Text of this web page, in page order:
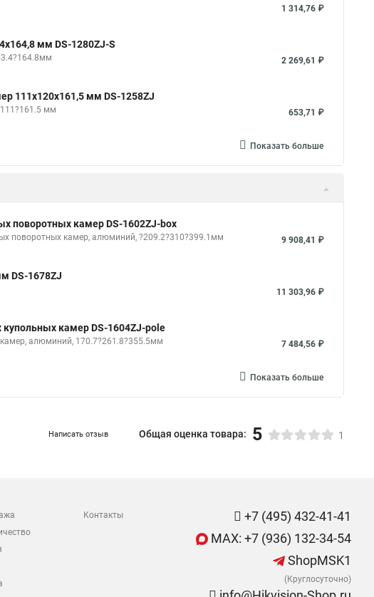
1 314,76 ₽
мм DS-1280ZJ-S
2 269,61 ₽
111x120x161,5 мм DS-1258ZJ
мм 653,71 ₽
Показать больше
поворотных камер DS-1602ZJ-box
поворотных камер, алюминий, ?209.2?310?399.1мм 9 908,41 ₽
DS-1678ZJ
11 303,96 ₽
камер DS-1604ZJ-pole
алюминий, 170.7?261.8?355.5мм 7 484,56 ₽
Показать больше
Написать отзыв Общая оценка товара: 5 1
Контакты
+7 (495) 432-41-41
MAX: +7 (936) 132-34-54
ShopMSK1
(Круглосуточно)